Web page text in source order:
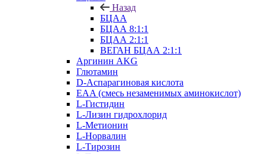
Назад
БЦАА
БЦАА 8:1:1
БЦАА 2:1:1
ВЕГАН БЦАА 2:1:1
Аргинин AKG
Глютамин
D-Аспарагиновая кислота
EAA (смесь незаменимых аминокислот)
L-Гистидин
L-Лизин гидрохлорид
L-Метионин
L-Норвалин
L-Тирозин